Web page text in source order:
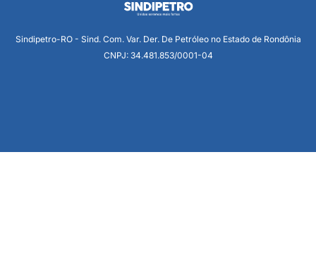
Sindipetro-RO - Sind. Com. Var. Der. De Petróleo no Estado de Rondônia
CNPJ: 34.481.853/0001-04